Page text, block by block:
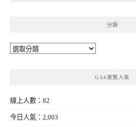
分類
分
GA4瀏覽人氣
線上人數：82
今日人氣：2,003